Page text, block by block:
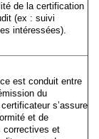
de la certification
(ex : suivi
intéressées).
est conduit entre
du
s’assure
et de
correctives et